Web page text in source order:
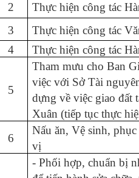
2
Thực hiện công tác
3
Thực hiện công tác
4
Thực hiện công tác
5
Tham mưu cho Ban
việc với Sở Tài
dựng về việc giao đất
Xuân (tiếp tục thực
6
Nấu ăn, Vệ sinh,
vị
- Phối hợp, chuẩn bị